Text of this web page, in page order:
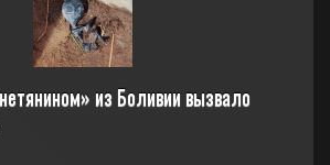
из Боливии вызвало